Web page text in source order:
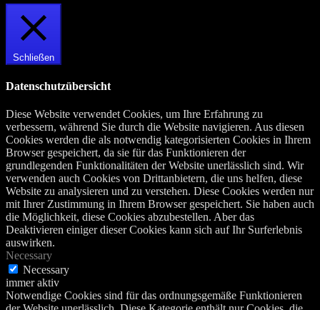
Schließen
Datenschutzübersicht
Diese Website verwendet Cookies, um Ihre Erfahrung zu
verbessern, während Sie durch die Website navigieren. Aus diesen
Cookies werden die als notwendig kategorisierten Cookies in Ihrem
Browser gespeichert, da sie für das Funktionieren der
grundlegenden Funktionalitäten der Website unerlässlich sind. Wir
verwenden auch Cookies von Drittanbietern, die uns helfen, diese
Website zu analysieren und zu verstehen. Diese Cookies werden nur
mit Ihrer Zustimmung in Ihrem Browser gespeichert. Sie haben auch
die Möglichkeit, diese Cookies abzubestellen. Aber das
Deaktivieren einiger dieser Cookies kann sich auf Ihr Surferlebnis
auswirken.
Necessary
Necessary
immer aktiv
Notwendige Cookies sind für das ordnungsgemäße Funktionieren